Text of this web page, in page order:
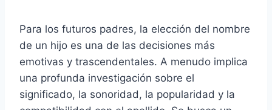
Para los futuros padres, la elección del nombre
de un hijo es una de las decisiones más
emotivas y trascendentales. A menudo implica
una profunda investigación sobre el
significado, la sonoridad, la popularidad y la